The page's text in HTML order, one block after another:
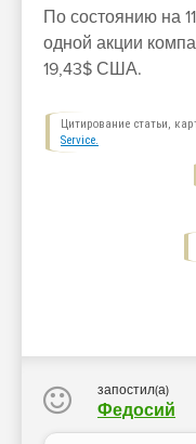
По состоянию на
одной акции
19,43$ США.
Цитирование статьи,
Service.
запостил(а)
Федосий